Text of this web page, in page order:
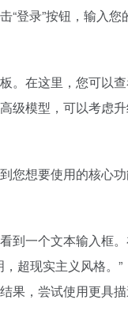
登录”按钮，输入您
。在这里，您可以
级模型，可以考虑
您想要使用的核心功
到一个文本输入框
超现实主义风格。”
果，尝试使用更具描